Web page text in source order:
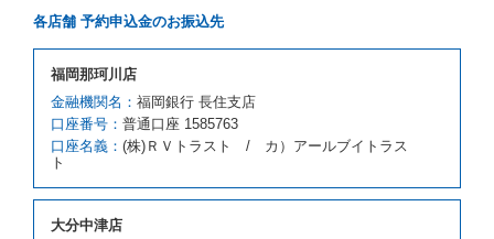
クラスを除き予約時と同一の借受条件でレンタカー提
お、代替レンタカーの貸渡料金が予約された車種クラ
スの貸渡料金より高くなるときは、予約した車種クラ
スの貸渡料金によるものとし、予約された車種クラス
の貸渡料金より低くなるときは、当該代替レンタカー
の車種クラスの貸渡料金によるものとします。
を拒絶し、予約を取り消すことができるものとしま
前項の場合、第１項の貸渡しをすることができない原
各店舗 予約申込金のお振込先
福岡那珂川店
金融機関名： 福岡銀行 長住支店
口座番号： 普通口座 1585763
口座名義： (株)ＲＶトラスト / カ）アールブイトラス
ト
大分中津店